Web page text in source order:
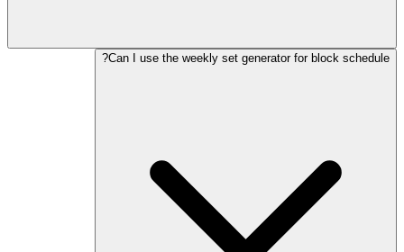
Can I use the weekly set generator for block schedule?